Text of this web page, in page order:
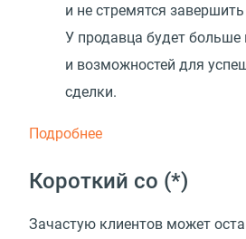
и не стремятся
У продавца будет больше
и возможностей для
сделки.
Подробнее
Короткий со (*)
Зачастую клиентов может